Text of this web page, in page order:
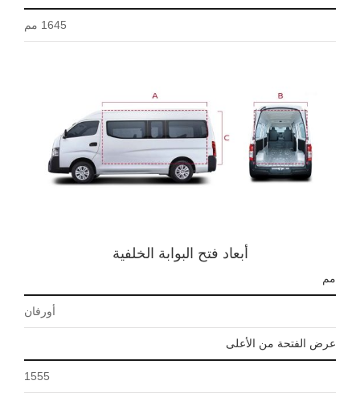
1645 مم
أبعاد فتح البوابة الخلفية
مم
أورفان
عرض الفتحة من الأعلى
1555